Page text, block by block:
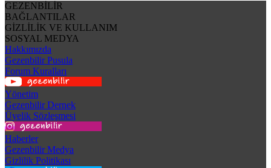
GEZENBİLİR
BAĞLANTILAR
GİZLİLİK VE KULLANIM
SOSYAL MEDYA
Hakkımızda
Gezenbilir Pusula
Forum Kuralları
Yönetim
Gezenbilir Dernek
Üyelik Sözleşmesi
Haberler
Gezenbilir Medya
Gizlilik Politikası